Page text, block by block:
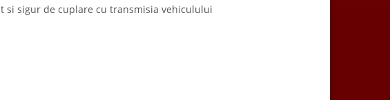
si sigur de cuplare cu transmisia vehiculului